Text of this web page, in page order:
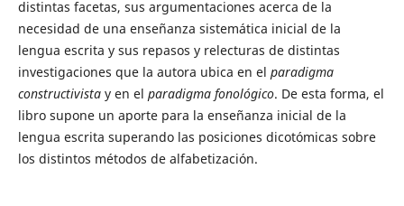
distintas facetas, sus argumentaciones acerca de la
necesidad de una enseñanza sistemática inicial de la
lengua escrita y sus repasos y relecturas de distintas
investigaciones que la autora ubica en el paradigma
constructivistay en el paradigma fonológico. De esta forma, el
libro supone un aporte para la enseñanza inicial de la
lengua escrita superando las posiciones dicotómicas sobre
los distintos métodos de alfabetización.